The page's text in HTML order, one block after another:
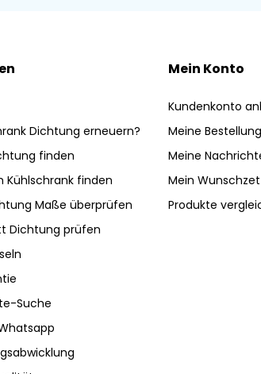
Dichtung erneuern?
finden
Kühlschrank finden
Maße überprüfen
Dichtung prüfen
Suche
Mein Konto
Kundenkonto
Meine
Meine
Mein
Produkte